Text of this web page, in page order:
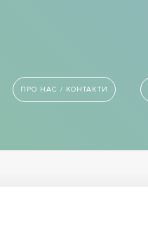
ПРО НАС / КОНТАКТИ